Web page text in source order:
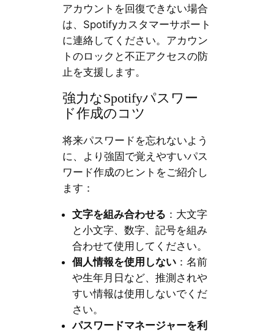
アカウントを回復できない場合
は、Spotifyカスタマーサポート
に連絡してください。アカウン
トのロックと不正アクセスの防
止を支援します。
強力なSpotifyパスワー
ド作成のコツ
将来パスワードを忘れないよう
に、より強固で覚えやすいパス
ワード作成のヒントをご紹介し
ます：
文字を組み合わせる ：大文字
と小文字、数字、記号を組み
合わせて使用してください。
個人情報を使用しない：名前
や生年月日など、推測されや
すい情報は使用しないでくだ
さい。
パスワードマネージャーを利